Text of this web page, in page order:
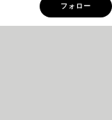
フォロー